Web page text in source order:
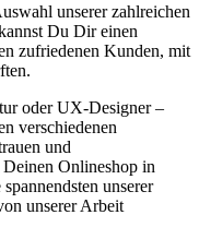
unserer zahlreichen
Du Dir einen
zufriedenen Kunden, mit
oder UX-Designer –
verschiedenen
und
Onlineshop in
unserer
unserer Arbeit